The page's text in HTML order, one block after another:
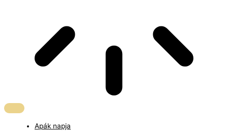
Apák napja